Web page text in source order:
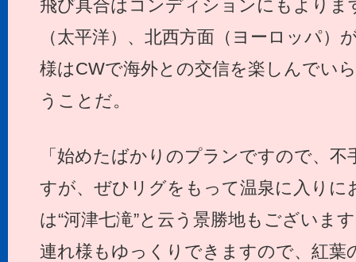
飛び具合はコンディションにもよりま
（太平洋）、北西方面（ヨーロッパ）
様はCWで海外との交信を楽しんでい
うことだ。
「始めたばかりのプランですので、
すが、ぜひリグをもって温泉に入りに
は“河津七滝”と云う景勝地もございま
連れ様もゆっくりできますので、紅葉